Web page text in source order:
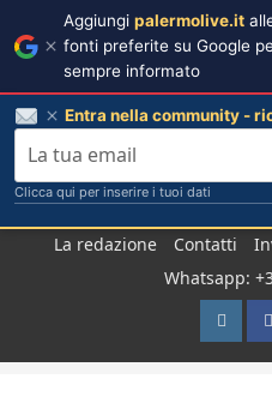
La redazione Contatti
Whatsapp:
Aggiungi palermolive.it
fonti preferite su Google
sempre informato
Entra nella community -
Clicca qui per inserire i tuoi dati